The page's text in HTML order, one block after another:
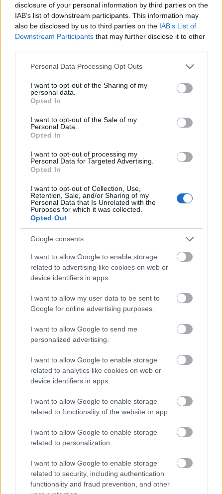
disclosure of your personal information by third parties on the
IAB’s list of downstream participants. This information may
also be disclosed by us to third parties on the IAB’s List of
Downstream Participants that may further disclose it to other
Please note that this website/app uses one or more Google
not limited to your visit or usage behaviour. You may click to
grant or deny consent to Google and its third-party tags to
use your data for below specified purposes in below Google
consent section.
Personal Data Processing Opt Outs
I want to opt-out of the Sharing of my
personal data.
Opted In
I want to opt-out of the Sale of my
Personal Data.
Opted In
I want to opt-out of processing my
Personal Data for Targeted Advertising.
Opted In
I want to opt-out of Collection, Use,
Retention, Sale, and/or Sharing of my
Personal Data that Is Unrelated with the
Purposes for which it was collected.
Opted Out
Google consents
I want to allow Google to enable storage
related to advertising like cookies on web or
device identifiers in apps.
I want to allow my user data to be sent to
Google for online advertising purposes.
I want to allow Google to send me
personalized advertising.
I want to allow Google to enable storage
related to analytics like cookies on web or
device identifiers in apps.
I want to allow Google to enable storage
related to functionality of the website or app.
I want to allow Google to enable storage
related to personalization.
I want to allow Google to enable storage
related to security, including authentication
functionality and fraud prevention, and other
Fotók: RTL Klub Reggeli